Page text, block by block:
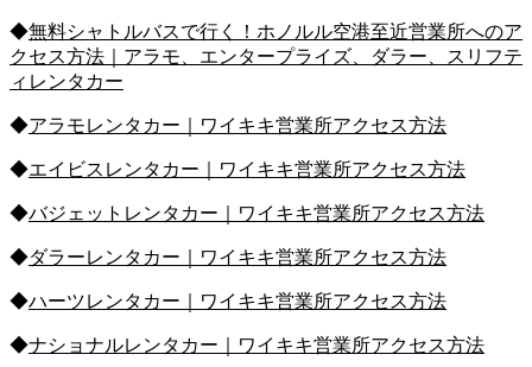
◆無料シャトルバスで行く！ホノルル空港至近営業所へのア
クセス方法｜アラモ、エンタープライズ、ダラー、スリフテ
ィレンタカー
◆アラモレンタカー｜ワイキキ営業所アクセス方法
◆エイビスレンタカー｜ワイキキ営業所アクセス方法
◆バジェットレンタカー｜ワイキキ営業所アクセス方法
◆ダラーレンタカー｜ワイキキ営業所アクセス方法
◆ハーツレンタカー｜ワイキキ営業所アクセス方法
◆ナショナルレンタカー｜ワイキキ営業所アクセス方法